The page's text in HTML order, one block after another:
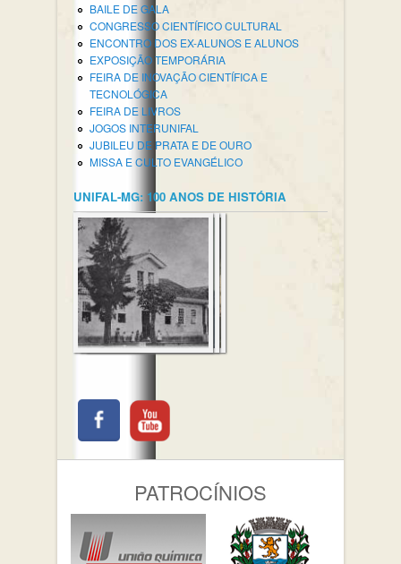
BAILE DE GALA
CONGRESSO CIENTÍFICO CULTURAL
ENCONTRO DOS EX-ALUNOS E ALUNOS
EXPOSIÇÃO TEMPORÁRIA
FEIRA DE INOVAÇÃO CIENTÍFICA E
TECNOLÓGICA
FEIRA DE LIVROS
JOGOS INTERUNIFAL
JUBILEU DE PRATA E DE OURO
MISSA E CULTO EVANGÉLICO
UNIFAL-MG: 100 ANOS DE HISTÓRIA
PATROCÍNIOS